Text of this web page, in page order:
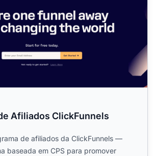
Afiliados ClickFunnels
de afiliados da ClickFunnels —
baseada em CPS para promover